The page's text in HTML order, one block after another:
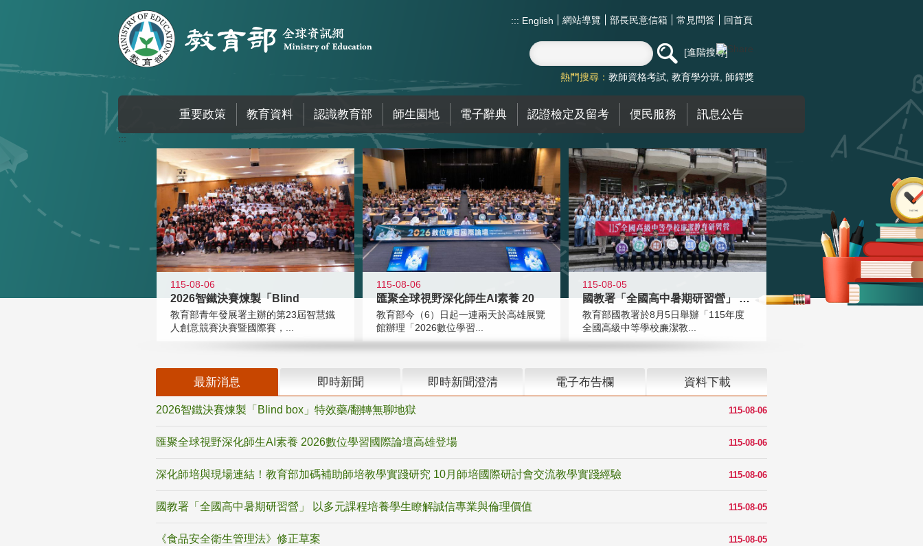
::: English 網站導覽 部長民意信箱 常見問答 回首頁
進階搜尋
熱門搜尋： 教師資格考試 教育學分班 師鐸獎
重要政策 教育資料 認識教育部 師生園地 電子辭典 認證檢定及留考 便民服務 訊息公告
:::
115-08-06
2026智鐵決賽煉製「Blind
教育部青年發展署主辦的第23屆智慧鐵
人創意競賽決賽暨國際賽，...
115-08-06
匯聚全球視野深化師生AI素養 20
教育部今（6）日起一連兩天於高雄展覽
館辦理「2026數位學習...
115-08-05
國教署「全國高中暑期研習營」 以多
教育部國教署於8月5日舉辦「115年度
全國高級中等學校廉潔教...
最新消息 即時新聞 即時新聞澄清 電子布告欄 資料下載
115-08-06
2026智鐵決賽煉製「Blind box」特效藥/翻轉無聊地獄
115-08-06
匯聚全球視野深化師生AI素養 2026數位學習國際論壇高雄登場
115-08-06
深化師培與現場連結！教育部加碼補助師培教學實踐研究 10月師培國際研討會交流教學實踐經驗
115-08-05
國教署「全國高中暑期研習營」 以多元課程培養學生瞭解誠信專業與倫理價值
115-08-05
《食品安全衛生管理法》修正草案